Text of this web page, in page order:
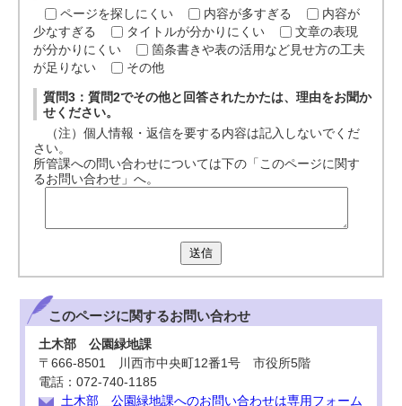
ページを探しにくい
内容が多すぎる
内容が
少なすぎる
タイトルが分かりにくい
文章の表現
が分かりにくい
箇条書きや表の活用など見せ方の工夫
が足りない
その他
質問3：質問2でその他と回答されたかたは、理由をお聞か
せください。
（注）個人情報・返信を要する内容は記入しないでくだ
さい。
所管課への問い合わせについては下の「このページに関す
るお問い合わせ」へ。
送信
このページに関するお問い合わせ
土木部 公園緑地課
〒666-8501 川西市中央町12番1号 市役所5階
電話：072-740-1185
土木部 公園緑地課へのお問い合わせは専用フォーム